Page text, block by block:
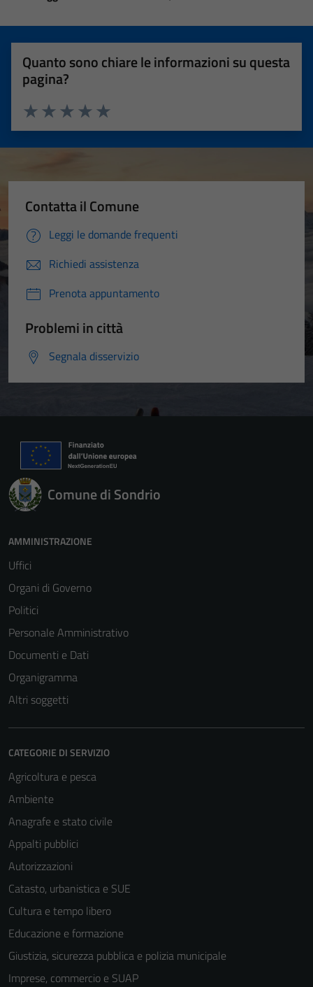
Quanto sono chiare le informazioni su questa
pagina?
Valuta 5 stelle su 5
Valuta 4 stelle su 5
Valuta 3 stelle su 5
Valuta 2 stelle su 5
Valuta 1 stelle su 5
Contatta il Comune
Leggi le domande frequenti
Richiedi assistenza
Prenota appuntamento
Problemi in città
Segnala disservizio
Comune di Sondrio
AMMINISTRAZIONE
Uffici
Organi di Governo
Politici
Personale Amministrativo
Documenti e Dati
Organigramma
Altri soggetti
CATEGORIE DI SERVIZIO
Agricoltura e pesca
Ambiente
Anagrafe e stato civile
Appalti pubblici
Autorizzazioni
Catasto, urbanistica e SUE
Cultura e tempo libero
Educazione e formazione
Giustizia, sicurezza pubblica e polizia municipale
Imprese, commercio e SUAP